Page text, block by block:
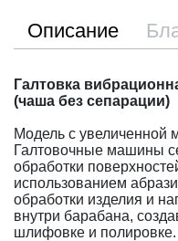
Описание
Галтовка
(чаша без сепарации)
Модель с
Галтовочные машины
обработки
использованием
обработки изделия и
внутри барабана,
шлифовке и полировке.